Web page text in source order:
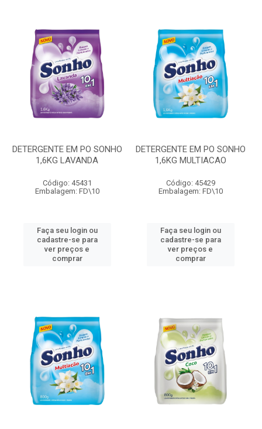
DETERGENTE EM PO SONHO
1,6KG LAVANDA
Código: 45431
Embalagem: FD\10
Faça seu login ou
cadastre-se para
ver preços e
comprar
DETERGENTE EM PO SONHO
1,6KG MULTIACAO
Código: 45429
Embalagem: FD\10
Faça seu login ou
cadastre-se para
ver preços e
comprar